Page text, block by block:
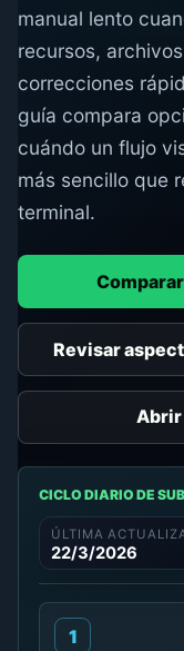
manual lento
recursos,
correcciones
guía compara
cuándo un flujo
más sencillo que
terminal.
Revisar
Abrir
CICLO DIARIO DE
ÚLTIMA
22/3/2026